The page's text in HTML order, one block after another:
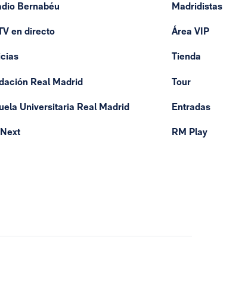
Bernabéu
en directo
Real Madrid
Universitaria Real Madrid
Madridistas
Área VIP
Tienda
Tour
Entradas
RM Play